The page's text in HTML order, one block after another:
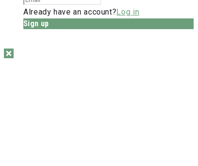
Already have an account?Log in
Sign up